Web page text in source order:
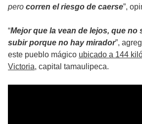
pero corren el riesgo de caerse”,
“Mejor que la vean de lejos, que no
subir porque no hay mirador”,
este pueblo mágico ubicado a 144
Victoria, capital tamaulipeca.